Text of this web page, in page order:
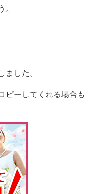
。
ました。
ピーしてくれる場合も